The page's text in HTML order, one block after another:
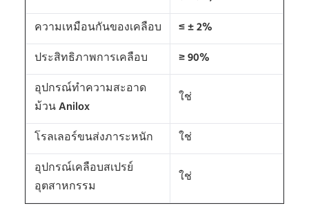
ความเหมือนกันของเคลือบ
≤ ± 2%
ประสิทธิภาพการเคลือบ
≥ 90%
อุปกรณ์ทําความสะอาด
ม้วน Anilox
ใช่
โรลเลอร์ขนส่งภาระหนัก
ใช่
อุปกรณ์เคลือบสเปรย์
อุตสาหกรรม
ใช่